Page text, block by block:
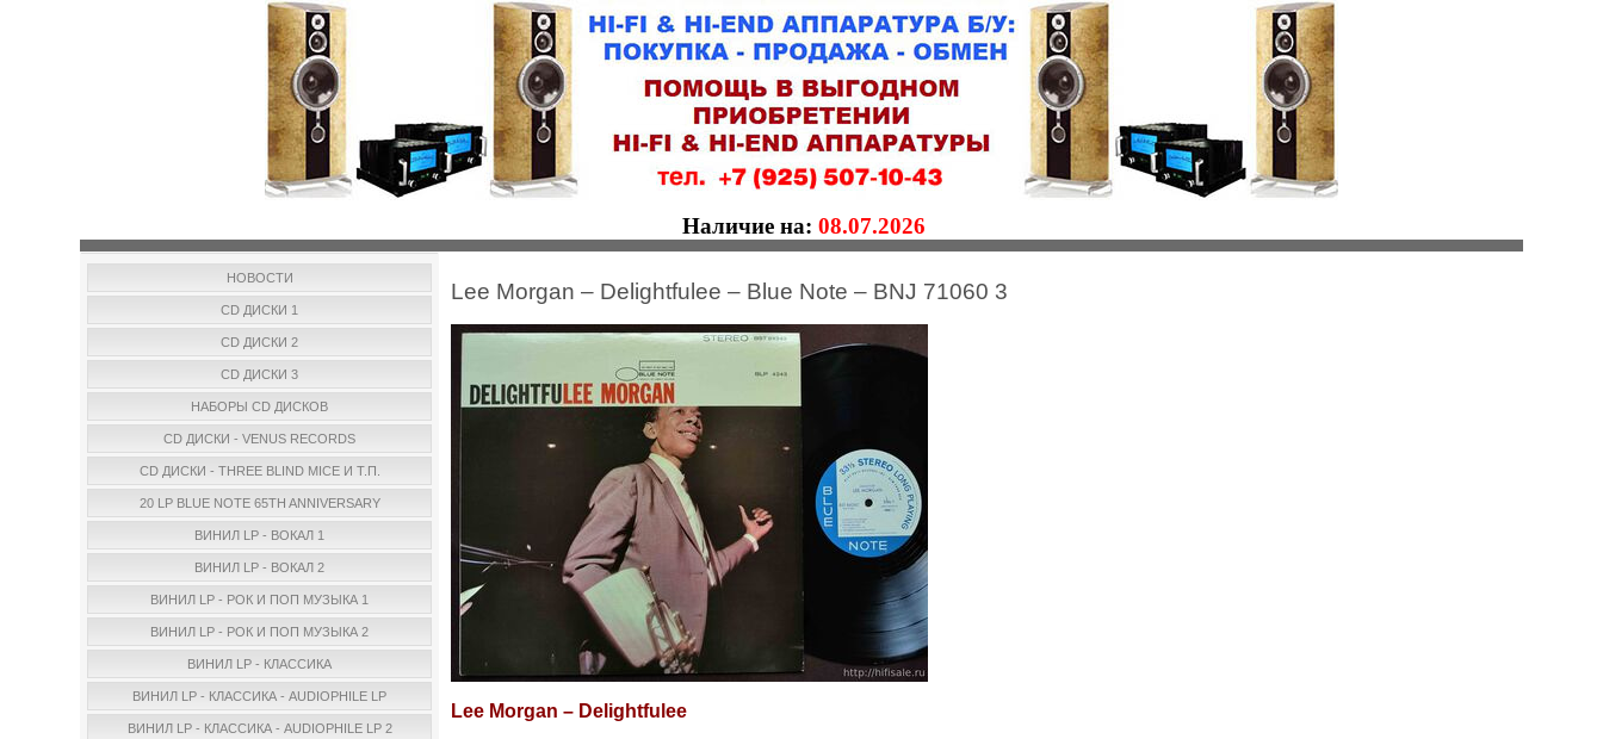
Наличие на: 08.07.2026
НОВОСТИ
CD ДИСКИ 1
CD ДИСКИ 2
CD ДИСКИ 3
НАБОРЫ CD ДИСКОВ
CD ДИСКИ - VENUS RECORDS
CD ДИСКИ - THREE BLIND MICE И Т.П.
20 LP BLUE NOTE 65TH ANNIVERSARY
ВИНИЛ LP - ВОКАЛ 1
ВИНИЛ LP - ВОКАЛ 2
ВИНИЛ LP - РОК И ПОП МУЗЫКА 1
ВИНИЛ LP - РОК И ПОП МУЗЫКА 2
ВИНИЛ LP - КЛАССИКА
ВИНИЛ LP - КЛАССИКА - AUDIOPHILE LP
ВИНИЛ LP - КЛАССИКА - AUDIOPHILE LP 2
Lee Morgan ‎– Delightfulee ‎– Blue Note ‎– BNJ 71060 3
Lee Morgan ‎– Delightfulee